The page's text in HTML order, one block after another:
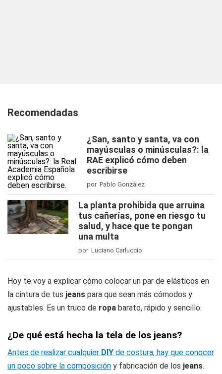
Recomendadas
¿San, santo y santa, va con
mayúsculas o minúsculas?: la
RAE explicó cómo deben
escribirse
por Pablo González
La planta prohibida que arruina
tus cañerías, pone en riesgo tu
salud, y hace que te pongan
una multa
por Luciano Carluccio
Hoy te voy a explicar cómo colocar un par de elásticos en
la cintura de tus jeans para que sean más cómodos y
ajustables. Es un truco de ropa barato, rápido y sencillo.
¿De qué está hecha la tela de los jeans?
Antes de realizar cualquier DIY de costura, hay que conocer
un poco sobre la composición y fabricación de los jeans.